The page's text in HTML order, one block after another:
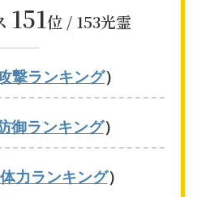
151位 / 153光霊
撃ランキング）
御ランキング）
体力ランキング）